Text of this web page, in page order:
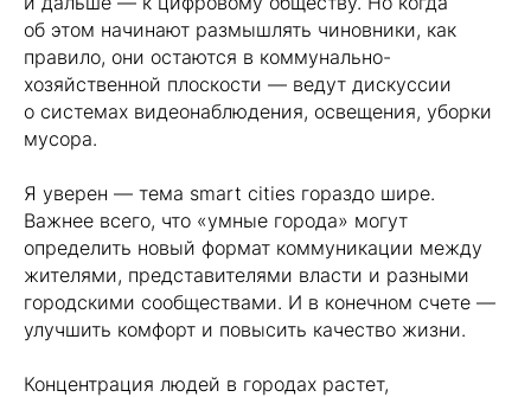
об этом начинают размышлять чиновники, как
правило, они остаются в коммунально-
хозяйственной плоскости — ведут дискуссии
о системах видеонаблюдения, освещения, уборки
мусора.
Я уверен — тема smart cities гораздо шире.
Важнее всего, что «умные города» могут
определить новый формат коммуникации между
жителями, представителями власти и разными
городскими сообществами. И в конечном счете —
улучшить комфорт и повысить качество жизни.
Концентрация людей в городах растет,